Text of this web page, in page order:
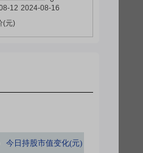
今日 持股市值变化(元)